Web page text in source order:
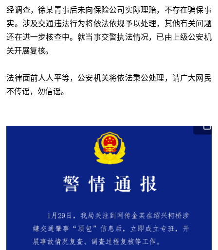
经调查，徐某青事后未向保险公司实际理赔，不存在骗保事
实。涉及交通违法行为将依法依规予以处理，其他有关问题
还在进一步核查中。就当事交警执法情况，已由上级公安机
关开展复核。
法律面前人人平等，公安机关将依法秉公处理，请广大网民
不传谣，勿信谣。